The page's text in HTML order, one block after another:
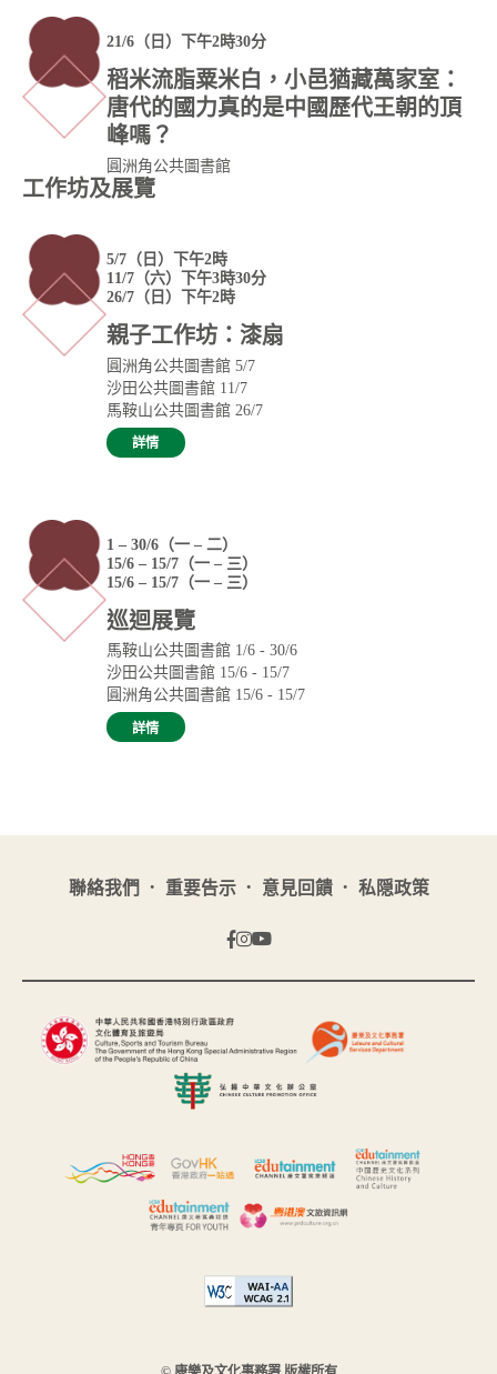
21/6（日）下午2時30分
稻米流脂粟米白，小邑猶藏萬家室：
唐代的國力真的是中國歷代王朝的頂
峰嗎？
圓洲角公共圖書館
工作坊及展覽
5/7（日）下午2時
11/7（六）下午3時30分
26/7（日）下午2時
親子工作坊：漆扇
圓洲角公共圖書館 5/7
沙田公共圖書館 11/7
馬鞍山公共圖書館 26/7
詳情
1 – 30/6（一 – 二）
15/6 – 15/7（一 – 三）
15/6 – 15/7（一 – 三）
巡迴展覽
馬鞍山公共圖書館 1/6 - 30/6
沙田公共圖書館 15/6 - 15/7
圓洲角公共圖書館 15/6 - 15/7
詳情
聯絡我們 重要告示 意見回饋 私隠政策